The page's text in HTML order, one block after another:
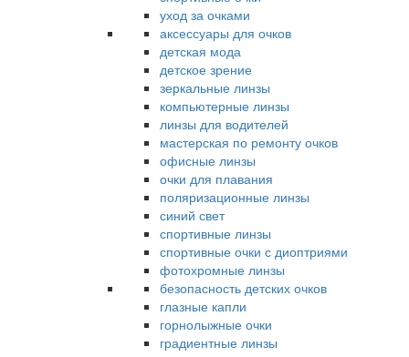
уход за очками
аксессуары для очков
детская мода
детское зрение
зеркальные линзы
компьютерные линзы
линзы для водителей
мастерская по ремонту очков
офисные линзы
очки для плавания
поляризационные линзы
синий свет
спортивные линзы
спортивные очки с диоптриями
фотохромные линзы
безопасность детских очков
глазные капли
горнолыжные очки
градиентные линзы